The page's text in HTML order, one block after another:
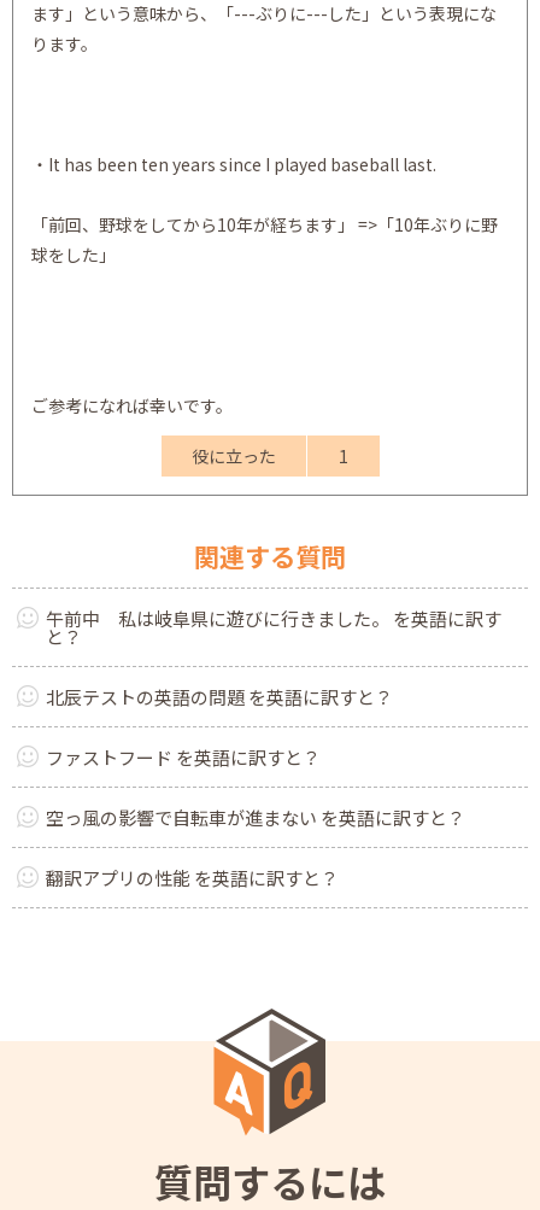
ます」という意味から、「---ぶりに---した」という表現にな
ります。
・It has been ten years since I played baseball last.
「前回、野球をしてから10年が経ちます」 =>「10年ぶりに野
球をした」
ご参考になれば幸いです。
役に立った 1
関連する質問
午前中 私は岐阜県に遊びに行きました。 を英語に訳す
と？
北辰テストの英語の問題 を英語に訳すと？
ファストフード を英語に訳すと？
空っ風の影響で自転車が進まない を英語に訳すと？
翻訳アプリの性能 を英語に訳すと？
質問するには